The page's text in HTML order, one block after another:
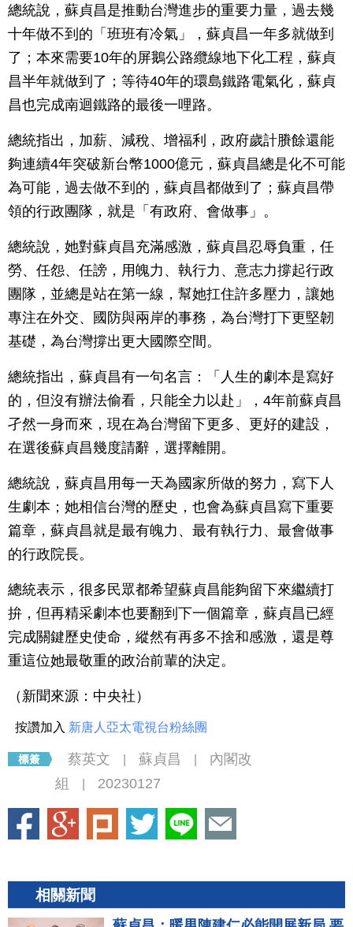
總統說，蘇貞昌是推動台灣進步的重要力量，過去幾
十年做不到的「班班有冷氣」，蘇貞昌一年多就做到
了；本來需要10年的屏鵝公路纜線地下化工程，蘇貞
昌半年就做到了；等待40年的環島鐵路電氣化，蘇貞
昌也完成南迴鐵路的最後一哩路。
總統指出，加薪、減稅、增福利，政府歲計賸餘還能
夠連續4年突破新台幣1000億元，蘇貞昌總是化不可能
為可能，過去做不到的，蘇貞昌都做到了；蘇貞昌帶
領的行政團隊，就是「有政府、會做事」。
總統說，她對蘇貞昌充滿感激，蘇貞昌忍辱負重，任
勞、任怨、任謗，用魄力、執行力、意志力撐起行政
團隊，並總是站在第一線，幫她扛住許多壓力，讓她
專注在外交、國防與兩岸的事務，為台灣打下更堅韌
基礎，為台灣撐出更大國際空間。
總統指出，蘇貞昌有一句名言：「人生的劇本是寫好
的，但沒有辦法偷看，只能全力以赴」，4年前蘇貞昌
孑然一身而來，現在為台灣留下更多、更好的建設，
在選後蘇貞昌幾度請辭，選擇離開。
總統說，蘇貞昌用每一天為國家所做的努力，寫下人
生劇本；她相信台灣的歷史，也會為蘇貞昌寫下重要
篇章，蘇貞昌就是最有魄力、最有執行力、最會做事
的行政院長。
總統表示，很多民眾都希望蘇貞昌能夠留下來繼續打
拚，但再精采劇本也要翻到下一個篇章，蘇貞昌已經
完成關鍵歷史使命，縱然有再多不捨和感激，還是尊
重這位她最敬重的政治前輩的決定。
（新聞來源：中央社）
按讚加入 新唐人亞太電視台粉絲團
蔡英文 蘇貞昌
內閣改
組
20230127
相關新聞